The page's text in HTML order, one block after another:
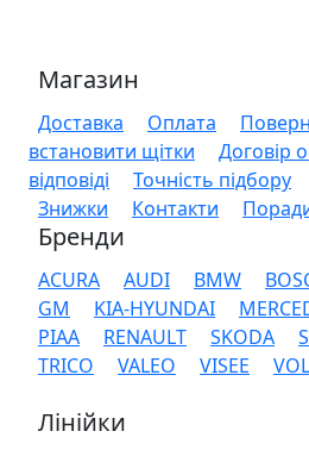
Магазин
Доставка Оплата
встановити щітки
Договір
відповіді
Точність підбору
Знижки
Контакти
Бренди
ACURA AUDI BMW
GM
KIA-HYUNDAI
PIAA
RENAULT SKODA
TRICO
VALEO VISEE
Лінійки